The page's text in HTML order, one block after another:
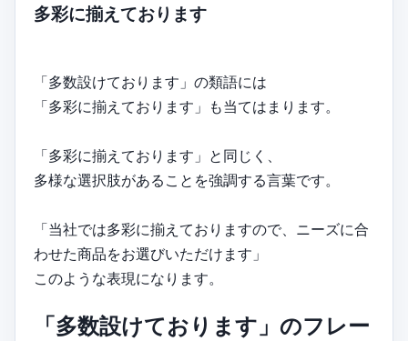
多彩に揃えております
「多数設けております」の類語には
「多彩に揃えております」も当てはまります。
「多彩に揃えております」と同じく、
多様な選択肢があることを強調する言葉です。
「当社では多彩に揃えておりますので、ニーズに合
わせた商品をお選びいただけます」
このような表現になります。
「多数設けております」のフレー